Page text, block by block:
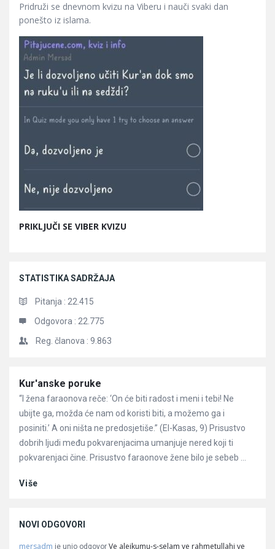
Pridruži se dnevnom kvizu na Viberu i nauči svaki dan
ponešto iz islama.
PRIKLJUČI SE VIBER KVIZU
STATISTIKA SADRŽAJA
Pitanja : 22.415
Odgovora : 22.775
Reg. članova : 9.863
Članci
Kur'anske poruke
“I žena faraonova reče: ‘On će biti radost i meni i tebi! Ne
ubijte ga, možda će nam od koristi biti, a možemo ga i
posiniti.’ A oni ništa ne predosjetiše.” (El-Kasas, 9) Prisustvo
dobrih ljudi među pokvarenjacima umanjuje nered koji ti
pokvarenjaci čine. Prisustvo faraonove žene bilo je sebeb ...
Više
NOVI ODGOVORI
mersadm je unio odgovor Ve alejkumu-s-selam ve rahmetullahi ve